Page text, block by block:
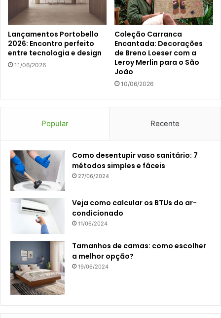
Lançamentos Portobello
2026: Encontro perfeito
entre tecnologia e design
11/06/2026
Coleção Carranca
Encantada: Decorações
de Breno Loeser com a
Leroy Merlin para o São
João
10/06/2026
Popular Recente
Como desentupir vaso sanitário: 7
métodos simples e fáceis
27/06/2024
Veja como calcular os BTUs do ar-
condicionado
11/06/2024
Tamanhos de camas: como escolher
a melhor opção?
19/06/2024